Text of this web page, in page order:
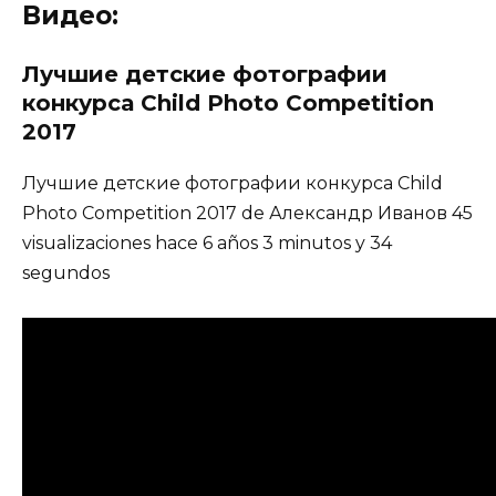
Видео:
Лучшие детские фотографии
конкурса Child Photo Competition
2017
Лучшие детские фотографии конкурса Child
Photo Competition 2017 de Александр Иванов 45
visualizaciones hace 6 años 3 minutos y 34
segundos